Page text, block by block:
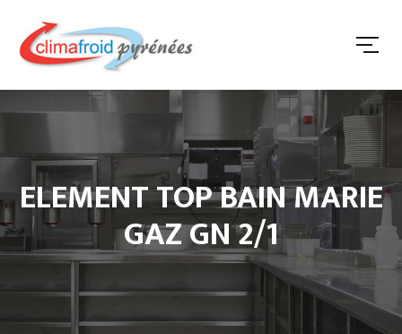
ELEMENT TOP BAIN MARIE
GAZ GN 2/1